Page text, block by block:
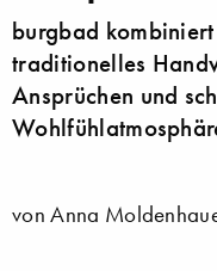
burgbad
traditionelles
Ansprüchen und
von Anna